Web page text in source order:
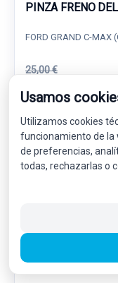
PINZA FRENO
FORD GRAND C-MAX
25,00 €
28,74 € (IVA incl.)
Ref: 6541551
Garantía 1 año
-5% USADO
Usamos
Utilizamos cookies
funcionamiento de la
de preferencias,
todas, rechazarlas o